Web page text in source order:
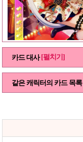
카드 대사 [펼치기]
같은 캐릭터의 카드 목록